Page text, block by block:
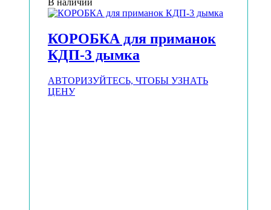
В наличии
КОРОБКА для приманок
КДП-3 дымка
АВТОРИЗУЙТЕСЬ, ЧТОБЫ УЗНАТЬ
ЦЕНУ